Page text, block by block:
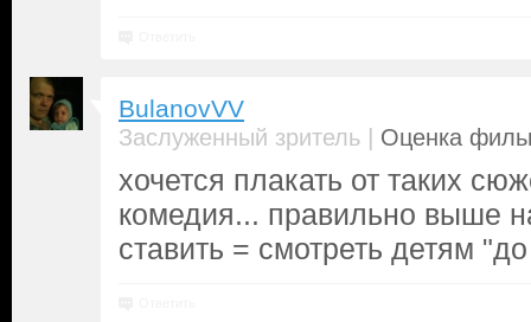
BulanovVV
Заслуженный зритель | Оценка
хочется плакать от таких
комедия... правильно выше
ставить = смотреть детям